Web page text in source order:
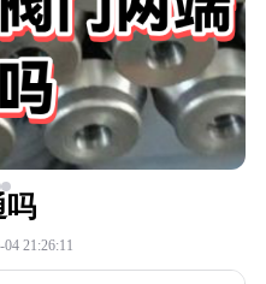
吗
04 21:26:11